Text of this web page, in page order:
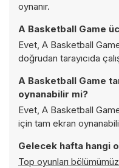
oynanır.
A Basketball Game
Evet, A Basketball
doğrudan tarayıcıda
A Basketball Game
oynanabilir mi?
Evet, A Basketball
için tam ekran
Gelecek hafta hangi
Top oyunları